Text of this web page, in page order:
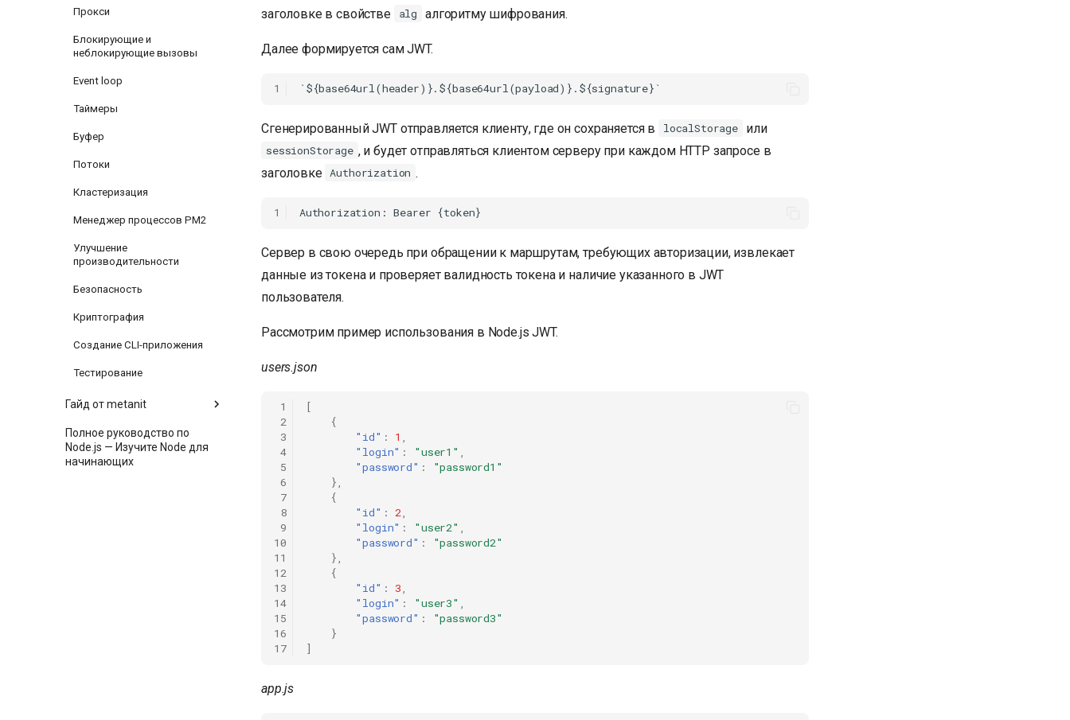
Прокси
Блокирующие и
неблокирующие вызовы
Event loop
Таймеры
Буфер
Потоки
Кластеризация
Менеджер процессов PM2
Улучшение
производительности
Безопасность
Криптография
Создание CLI-приложения
Тестирование
Гайд от metanit
Полное руководство по
Node.js — Изучите Node для
начинающих
заголовке в свойстве
alg алгоритму шифрования.
Далее формируется сам JWT.
1
Сгенерированный JWT отправляется клиенту, где он сохраняется в localStorage или
sessionStorage , и будет отправляться клиентом серверу при каждом HTTP запросе в
заголовке Authorization .
1
Сервер в свою очередь при обращении к маршрутам, требующих авторизации, извлекает
данные из токена и проверяет валидность токена и наличие указанного в JWT
пользователя.
Рассмотрим пример использования в Node.js JWT.
users.json
1
2
3
4
5
6
7
8
9
10
11
12
13
14
15
16
17
[
{
"id" : 1 ,
"login" : "user1" ,
"password" :
"password1"
},
{
"id" : 2,
"login" : "user2" ,
"password" :
"password2"
},
{
"id" : 3,
"login" : "user3" ,
"password" :
"password3"
}
]
app.js